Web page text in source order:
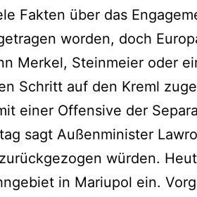
Fakten über das
worden, doch
Merkel, Steinmeier oder
Schritt auf den Kreml
einer Offensive der
sagt Außenminister
würden.
in Mariupol ein.